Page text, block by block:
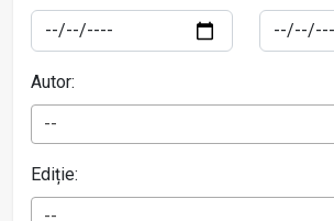
Autor:
--
Ediție:
--